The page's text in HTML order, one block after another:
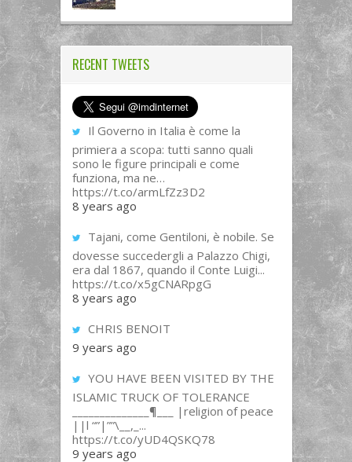
RECENT TWEETS
Il Governo in Italia è come la
primiera a scopa: tutti sanno quali
sono le figure principali e come
funziona, ma ne…
https://t.co/armLfZz3D2
8 years ago
Tajani, come Gentiloni, è nobile. Se
dovesse succedergli a Palazzo Chigi,
era dal 1867, quando il Conte Luigi...
https://t.co/x5gCNARpgG
8 years ago
CHRIS BENOIT
9 years ago
YOU HAVE BEEN VISITED BY THE
ISLAMIC TRUCK OF TOLERANCE
______________¶___ |religion of peace
||l “”|””\__,_...
https://t.co/yUD4QSKQ78
9 years ago